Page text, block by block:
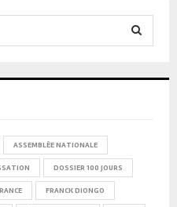
ASSEMBLÉE NATIONALE
DOSSIER 100 JOURS
FRANCK DIONGO